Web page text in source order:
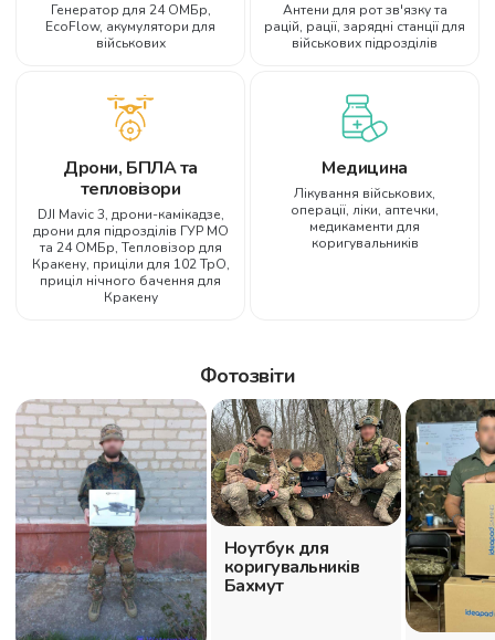
Генератор для 24 ОМБр,
EcoFlow, акумулятори для
військових
Антени для рот зв'язку та
рацій, рації, зарядні станції для
військових підрозділів
Дрони, БПЛА та
тепловізори
DJI Mavic 3, дрони-камікадзе,
дрони для підрозділів ГУР МО
та 24 ОМБр, Тепловізор для
Кракену, приціли для 102 ТрО,
приціл нічного бачення для
Кракену
Медицина
Лікування військових,
операції, ліки, аптечки,
медикаменти для
коригувальників
Фотозвіти
Ноутбук для
коригувальників
Бахмут